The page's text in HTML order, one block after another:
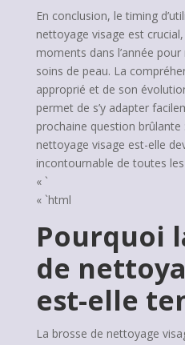
En conclusion, le timing
nettoyage visage est
moments dans l’année
soins de peau. La
approprié et de son
permet de s’y adapter
prochaine question
nettoyage visage est-elle
incontournable de toutes
« `
« `html
Pourquoi
de
est-elle
La brosse de nettoyage